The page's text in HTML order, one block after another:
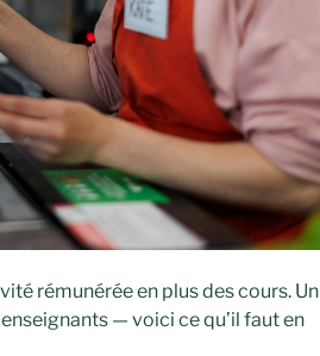
rémunérée en plus des cours. Un
— voici ce qu’il faut en